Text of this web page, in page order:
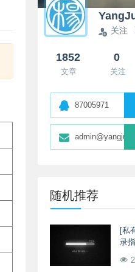
关注
1852
文章
0
关注
87005971
随机推荐
[私
录